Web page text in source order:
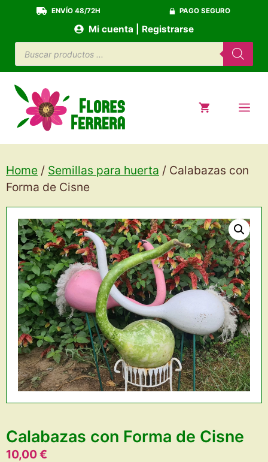
contenido
ENVÍO 48/72H PAGO SEGURO
Búsqueda
de
productos
Mi cuenta | Registrarse
Home / Semillas para huerta / Calabazas con
Forma de Cisne
Calabazas con Forma de Cisne
10,00€